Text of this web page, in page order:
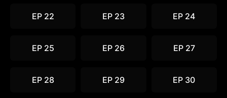
EP 22 EP 23 EP 24
EP 25 EP 26 EP 27
EP 28 EP 29 EP 30